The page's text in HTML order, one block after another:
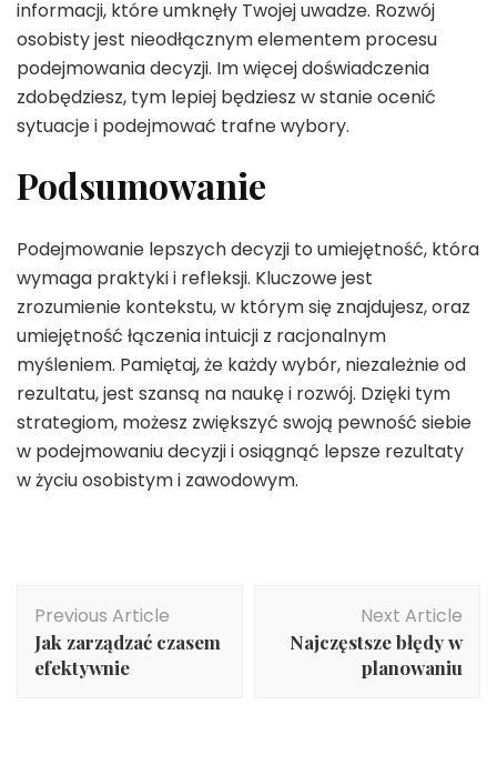
informacji, które umknęły Twojej uwadze. Rozwój
osobisty jest nieodłącznym elementem procesu
podejmowania decyzji. Im więcej doświadczenia
zdobędziesz, tym lepiej będziesz w stanie ocenić
sytuacje i podejmować trafne wybory.
Podsumowanie
Podejmowanie lepszych decyzji to umiejętność, która
wymaga praktyki i refleksji. Kluczowe jest
zrozumienie kontekstu, w którym się znajdujesz, oraz
umiejętność łączenia intuicji z racjonalnym
myśleniem. Pamiętaj, że każdy wybór, niezależnie od
rezultatu, jest szansą na naukę i rozwój. Dzięki tym
strategiom, możesz zwiększyć swoją pewność siebie
w podejmowaniu decyzji i osiągnąć lepsze rezultaty
w życiu osobistym i zawodowym.
Navigation
Previous Article
Jak zarządzać czasem
efektywnie
Next Article
Najczęstsze błędy w
planowaniu